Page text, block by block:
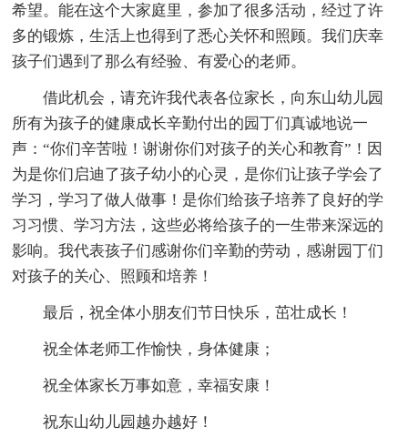
希望。能在这个大家庭里，参加了很多活动，经过了许
多的锻炼，生活上也得到了悉心关怀和照顾。我们庆幸
孩子们遇到了那么有经验、有爱心的老师。
借此机会，请充许我代表各位家长，向东山幼儿园
所有为孩子的健康成长辛勤付出的园丁们真诚地说一
声：“你们辛苦啦！谢谢你们对孩子的关心和教育”！因
为是你们启迪了孩子幼小的心灵，是你们让孩子学会了
学习，学习了做人做事！是你们给孩子培养了良好的学
习习惯、学习方法，这些必将给孩子的一生带来深远的
影响。我代表孩子们感谢你们辛勤的劳动，感谢园丁们
对孩子的关心、照顾和培养！
最后，祝全体小朋友们节日快乐，茁壮成长！
祝全体老师工作愉快，身体健康；
祝全体家长万事如意，幸福安康！
祝东山幼儿园越办越好！